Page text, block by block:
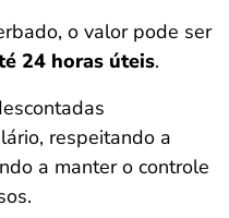
o valor pode ser
24 horas úteis.
respeitando a
a manter o controle